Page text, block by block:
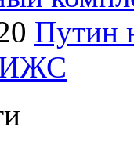
Путин
ИЖС